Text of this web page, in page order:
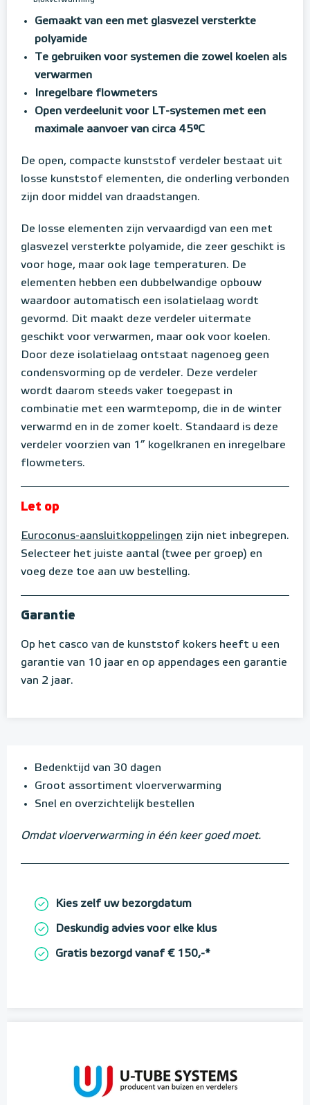
Gemaakt van een met glasvezel versterkte
polyamide
Te gebruiken voor systemen die zowel koelen als
verwarmen
Inregelbare flowmeters
Open verdeelunit voor LT-systemen met een
maximale aanvoer van circa 45°C
De open, compacte kunststof verdeler bestaat uit
losse kunststof elementen, die onderling verbonden
zijn door middel van draadstangen.
De losse elementen zijn vervaardigd van een met
glasvezel versterkte polyamide, die zeer geschikt is
voor hoge, maar ook lage temperaturen. De
elementen hebben een dubbelwandige opbouw
waardoor automatisch een isolatielaag wordt
gevormd. Dit maakt deze verdeler uitermate
geschikt voor verwarmen, maar ook voor koelen.
Door deze isolatielaag ontstaat nagenoeg geen
condensvorming op de verdeler. Deze verdeler
wordt daarom steeds vaker toegepast in
combinatie met een warmtepomp, die in de winter
verwarmd en in de zomer koelt. Standaard is deze
verdeler voorzien van 1” kogelkranen en inregelbare
flowmeters.
Let op
Euroconus-aansluitkoppelingen zijn niet inbegrepen.
Selecteer het juiste aantal (twee per groep) en
voeg deze toe aan uw bestelling.
Garantie
Op het casco van de kunststof kokers heeft u een
garantie van 10 jaar en op appendages een garantie
van 2 jaar.
Bedenktijd van 30 dagen
Groot assortiment vloerverwarming
Snel en overzichtelijk bestellen
Omdat vloerverwarming in één keer goed moet.
Kies zelf uw bezorgdatum
Deskundig advies voor elke klus
Gratis bezorgd vanaf € 150,-*